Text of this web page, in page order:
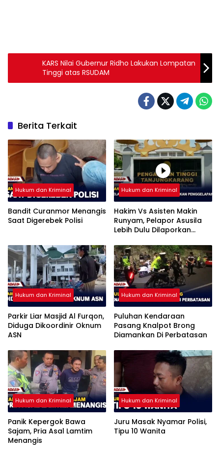
KARS Nilai Gubernur Ridho Lakukan Lompatan
Tinggi atas RSUDAM
Berita Terkait
Hukum dan Kriminal
Bandit Curanmor Menangis
Saat Digerebek Polisi
Hukum dan Kriminal
Hakim Vs Asisten Makin
Runyam, Pelapor Asusila
Lebih Dulu Dilaporkan
Hukum dan Kriminal
Parkir Liar Masjid Al Furqon,
Diduga Dikoordinir Oknum
ASN
Hukum dan Kriminal
Puluhan Kendaraan
Pasang Knalpot Brong
Diamankan Di Perbatasan
Hukum dan Kriminal
Panik Kepergok Bawa
Sajam, Pria Asal Lamtim
Menangis
Hukum dan Kriminal
Juru Masak Nyamar Polisi,
Tipu 10 Wanita